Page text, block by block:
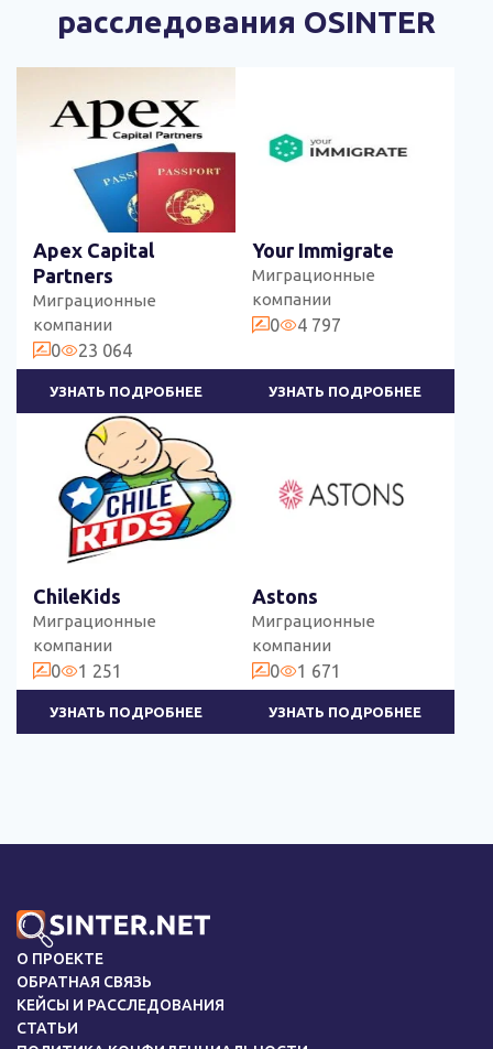
расследования OSINTER
Apex Capital
Partners
Миграционные
компании
0 23 064
УЗНАТЬ ПОДРОБНЕЕ
Your Immigrate
Миграционные
компании
0 4 797
УЗНАТЬ ПОДРОБНЕЕ
ChileKids
Миграционные
компании
0 1 251
УЗНАТЬ ПОДРОБНЕЕ
Astons
Миграционные
компании
0 1 671
УЗНАТЬ ПОДРОБНЕЕ
О ПРОЕКТЕ
ОБРАТНАЯ СВЯЗЬ
КЕЙСЫ И РАССЛЕДОВАНИЯ
СТАТЬИ